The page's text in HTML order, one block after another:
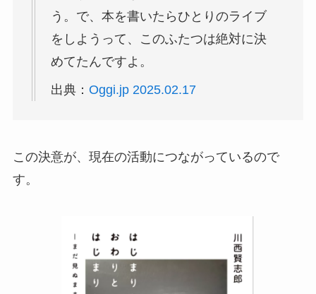
う。で、本を書いたらひとりのライブ
をしようって、このふたつは絶対に決
めてたんですよ。
出典： Oggi.jp 2025.02.17
この決意が、現在の活動につながっているので
す。